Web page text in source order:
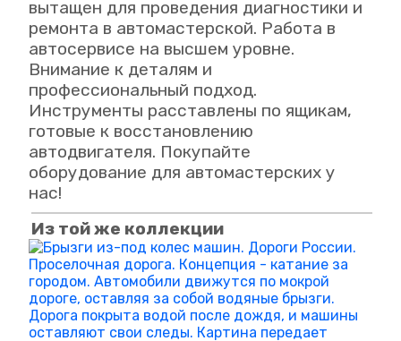
вытащен для проведения диагностики и
ремонта в автомастерской. Работа в
автосервисе на высшем уровне.
Внимание к деталям и
профессиональный подход.
Инструменты расставлены по ящикам,
готовые к восстановлению
автодвигателя. Покупайте
оборудование для автомастерских у
нас!
Из той же коллекции